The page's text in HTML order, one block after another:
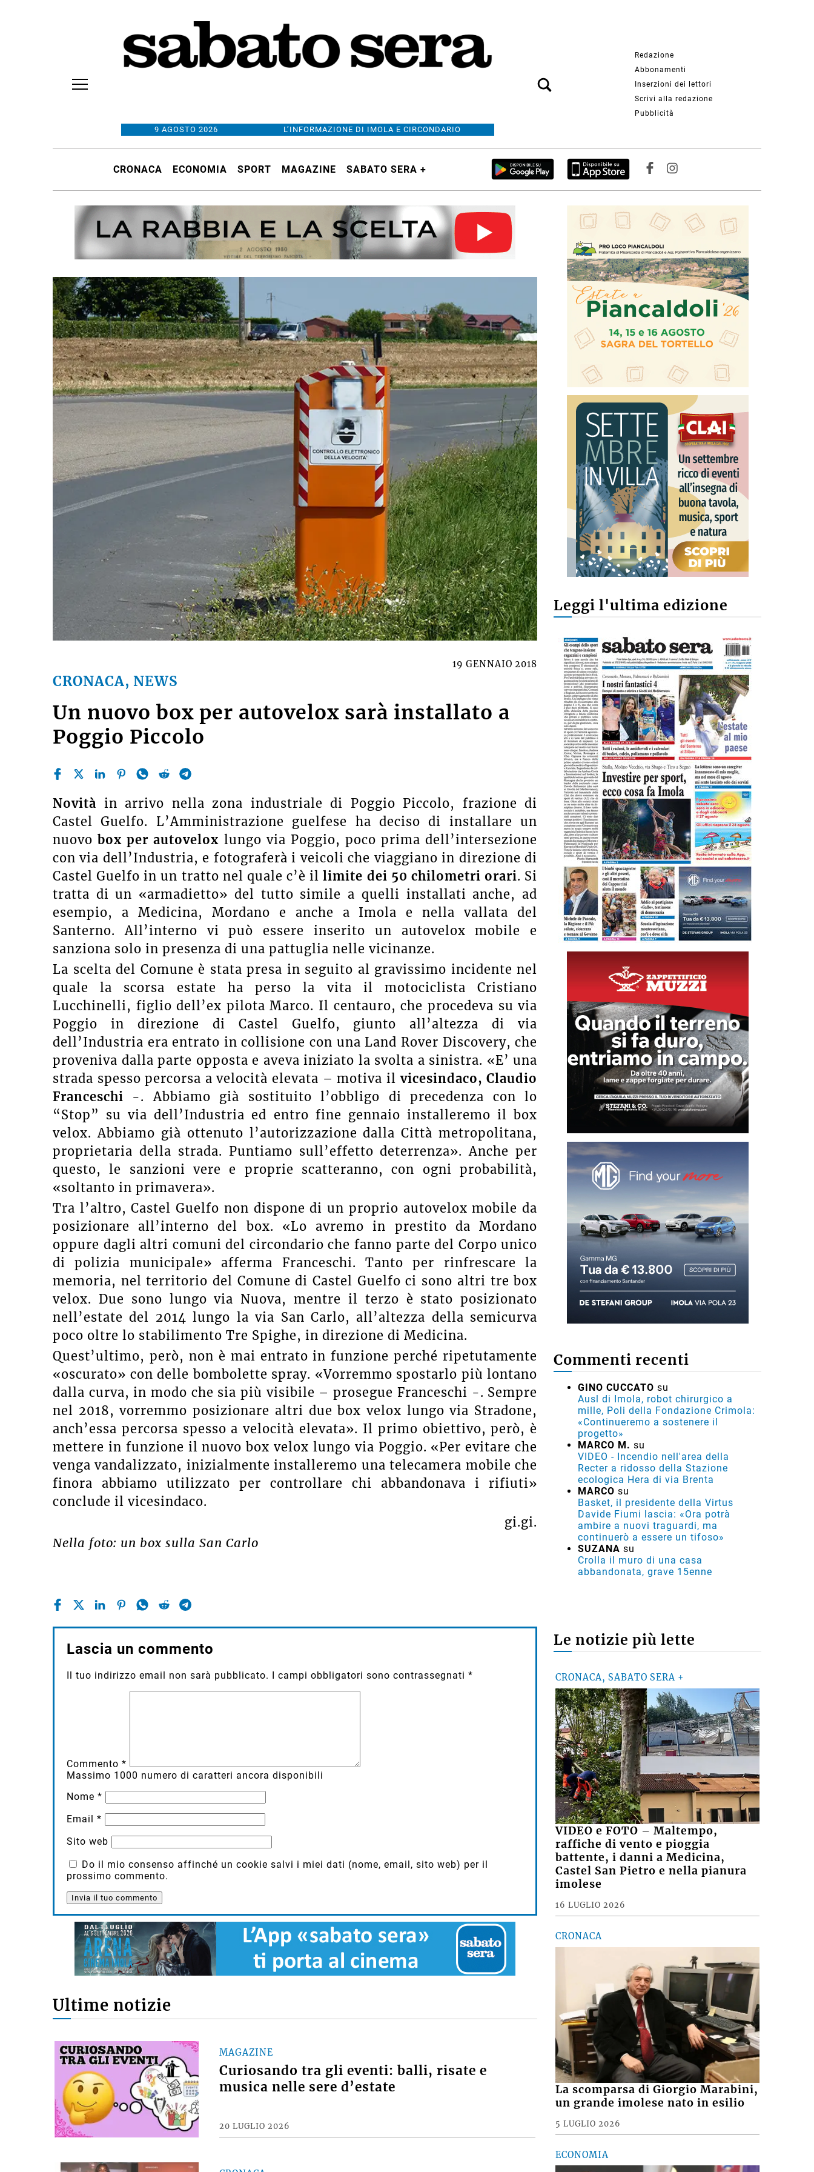
9 AGOSTO 2026 L’INFORMAZIONE DI IMOLA E CIRCONDARIO
Redazione
Abbonamenti
Inserzioni dei lettori
Scrivi alla redazione
Pubblicità
CRONACA ECONOMIA SPORT MAGAZINE SABATO SERA +
CRONACA, NEWS
19 GENNAIO 2018
Un nuovo box per autovelox sarà installato a
Poggio Piccolo
Novità in arrivo nella zona industriale di Poggio Piccolo, frazione di
Castel Guelfo. L’Amministrazione guelfese ha deciso di installare un
nuovobox per autovelox lungo via Poggio, poco prima dell’intersezione
con via dell’Industria, e fotograferà i veicoli che viaggiano in direzione di
Castel Guelfo in un tratto nel quale c’è illimite dei 50 chilometri orari. Si
tratta di un «armadietto» del tutto simile a quelli installati anche, ad
esempio, a Medicina, Mordano e anche a Imola e nella vallata del
Santerno. All’interno vi può essere inserito un autovelox mobile e
sanziona solo in presenza di una pattuglia nelle vicinanze.
La scelta del Comune è stata presa in seguito al gravissimo incidente nel
quale la scorsa estate ha perso la vita il motociclista Cristiano
Lucchinelli, figlio dell’ex pilota Marco. Il centauro, che procedeva su via
Poggio in direzione di Castel Guelfo, giunto all’altezza di via
dell’Industria era entrato in collisione con una Land Rover Discovery, che
proveniva dalla parte opposta e aveva iniziato la svolta a sinistra. «E’ una
strada spesso percorsa a velocità elevata – motiva ilvicesindaco, Claudio
Franceschi -. Abbiamo già sostituito l’obbligo di precedenza con lo
“Stop” su via dell’Industria ed entro fine gennaio installeremo il box
velox. Abbiamo già ottenuto l’autorizzazione dalla Città metropolitana,
proprietaria della strada. Puntiamo sull’effetto deterrenza». Anche per
questo, le sanzioni vere e proprie scatteranno, con ogni probabilità,
«soltanto in primavera».
Tra l’altro, Castel Guelfo non dispone di un proprio autovelox mobile da
posizionare all’interno del box. «Lo avremo in prestito da Mordano
oppure dagli altri comuni del circondario che fanno parte del Corpo unico
di polizia municipale» afferma Franceschi. Tanto per rinfrescare la
memoria, nel territorio del Comune di Castel Guelfo ci sono altri tre box
velox. Due sono lungo via Nuova, mentre il terzo è stato posizionato
nell’estate del 2014 lungo la via San Carlo, all’altezza della semicurva
poco oltre lo stabilimento Tre Spighe, in direzione di Medicina.
Quest’ultimo, però, non è mai entrato in funzione perché ripetutamente
«oscurato» con delle bombolette spray. «Vorremmo spostarlo più lontano
dalla curva, in modo che sia più visibile – prosegue Franceschi -. Sempre
nel 2018, vorremmo posizionare altri due box velox lungo via Stradone,
anch’essa percorsa spesso a velocità elevata». Il primo obiettivo, però, è
mettere in funzione il nuovo box velox lungo via Poggio. «Per evitare che
venga vandalizzato, inizialmente installeremo una telecamera mobile che
finora abbiamo utilizzato per controllare chi abbandonava i rifiuti»
conclude il vicesindaco.
gi.gi.
Nella foto: un box sulla San Carlo
Lascia un commento
Il tuo indirizzo email non sarà pubblicato. I campi obbligatori sono contrassegnati *
Commento *
Massimo 1000 numero di caratteri ancora disponibili
Nome *
Email *
Sito web
Do il mio consenso affinché un cookie salvi i miei dati (nome, email, sito web) per il
prossimo commento.
Ultime notizie
MAGAZINE
Curiosando tra gli eventi: balli, risate e
musica nelle sere d’estate
20 LUGLIO 2026
Leggi l'ultima edizione
Commenti recenti
GINO CUCCATO su
Ausl di Imola, robot chirurgico a
mille, Poli della Fondazione Crimola:
«Continueremo a sostenere il
progetto»
MARCO M. su
VIDEO - Incendio nell'area della
Recter a ridosso della Stazione
ecologica Hera di via Brenta
MARCO su
Basket, il presidente della Virtus
Davide Fiumi lascia: «Ora potrà
ambire a nuovi traguardi, ma
continuerò a essere un tifoso»
SUZANA su
Crolla il muro di una casa
abbandonata, grave 15enne
Le notizie più lette
CRONACA, SABATO SERA +
VIDEO e FOTO – Maltempo,
raffiche di vento e pioggia
battente, i danni a Medicina,
Castel San Pietro e nella pianura
imolese
16 LUGLIO 2026
CRONACA
La scomparsa di Giorgio Marabini,
un grande imolese nato in esilio
5 LUGLIO 2026
ECONOMIA